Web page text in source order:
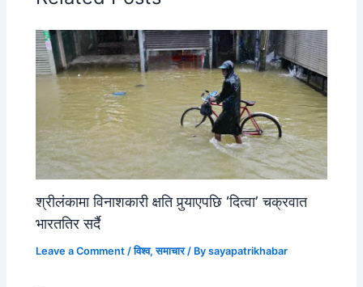
श्रीलंकामा विनाशकारी क्षति पुर्‍याएपछि ‘दित्वा’ चक्रवात
भारततिर सर्दै
Leave a Comment /विश्व,समाचार/ Bysayapatrikhabar